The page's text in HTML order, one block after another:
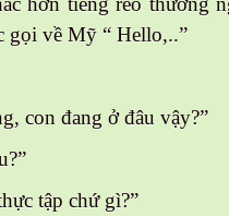
gọi về Mỹ “ Hello,..”
con đang ở đâu vậy?”
tập chứ gì?”